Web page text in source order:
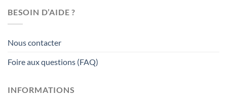
BESOIN D’AIDE ?
Nous contacter
Foire aux questions (FAQ)
INFORMATIONS